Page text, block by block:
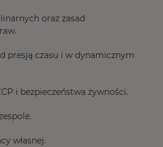
oraz zasad
presją czasu i w dynamicznym
i bezpieczeństwa żywności.
własnej.